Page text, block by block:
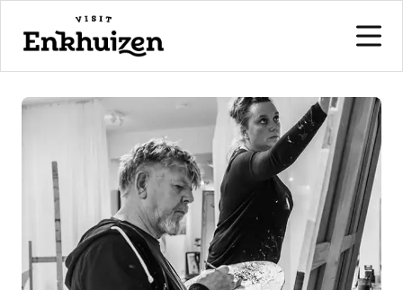
naar de inhoud